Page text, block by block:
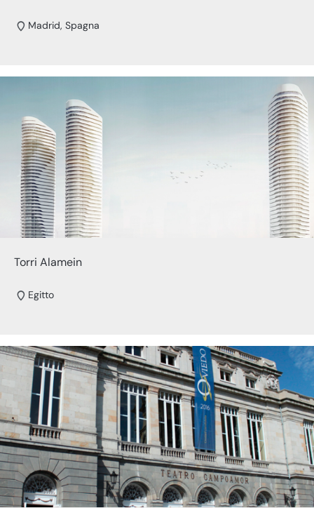
Madrid, Spagna
Torri Alamein
Egitto